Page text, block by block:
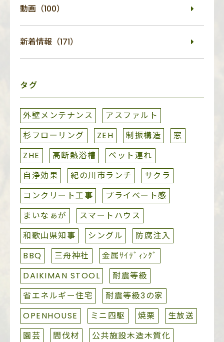
動画（100）
新着情報（171）
タグ
外壁メンテナンス
アスファルト
杉フローリング
ZEH 制振構造
窓
ZHE
高断熱浴槽
ペット連れ
自浄効果
紀の川市ランチ
サクラ
コンクリート工事
プライベート感
まいなぁが
スマートハウス
和歌山県知事
シングル
防腐注入
BBQ
三舟神社
金属ｻｲﾃﾞｨﾝｸﾞ
DAIKIMAN STOOL
耐震等級
省エネルギー住宅
耐震等級3の家
OPENHOUSE
ミニ四駆 焼栗
生放送
園芸
間伐材
公共施設木造木質化